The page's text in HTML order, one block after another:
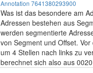
Annotation 7641380293900
Was ist das besondere am
Adressen bestehen aus
werden segmentierte
von Segment und Offset.
um 4 Stellen nach links zu
berechnet sich also aus